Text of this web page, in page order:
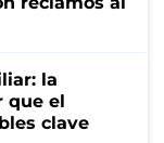
la
que el
clave